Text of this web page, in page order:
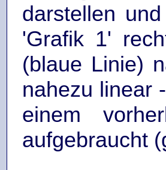
darstellen
'Grafik 1'
(blaue Linie)
nahezu linear
einem
aufgebraucht